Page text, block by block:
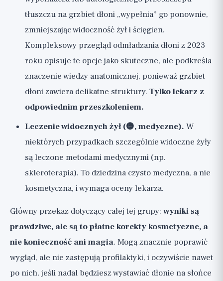
tłuszczu na grzbiet dłoni „wypełnia” go ponownie,
zmniejszając widoczność żył i ścięgien.
Kompleksowy przegląd odmładzania dłoni z 2023
roku opisuje te opcje jako skuteczne, ale podkreśla
znaczenie wiedzy anatomicznej, ponieważ grzbiet
dłoni zawiera delikatne struktury. Tylko lekarz z
odpowiednim przeszkoleniem.
Leczenie widocznych żył (🟡, medyczne). W
niektórych przypadkach szczególnie widoczne żyły
są leczone metodami medycznymi (np.
skleroterapia). To dziedzina czysto medyczna, a nie
kosmetyczna, i wymaga oceny lekarza.
Główny przekaz dotyczący całej tej grupy: wyniki są
prawdziwe, ale są to płatne korekty kosmetyczne, a
nie konieczność ani magia. Mogą znacznie poprawić
wygląd, ale nie zastępują profilaktyki, i oczywiście nawet
po nich, jeśli nadal będziesz wystawiać dłonie na słońce